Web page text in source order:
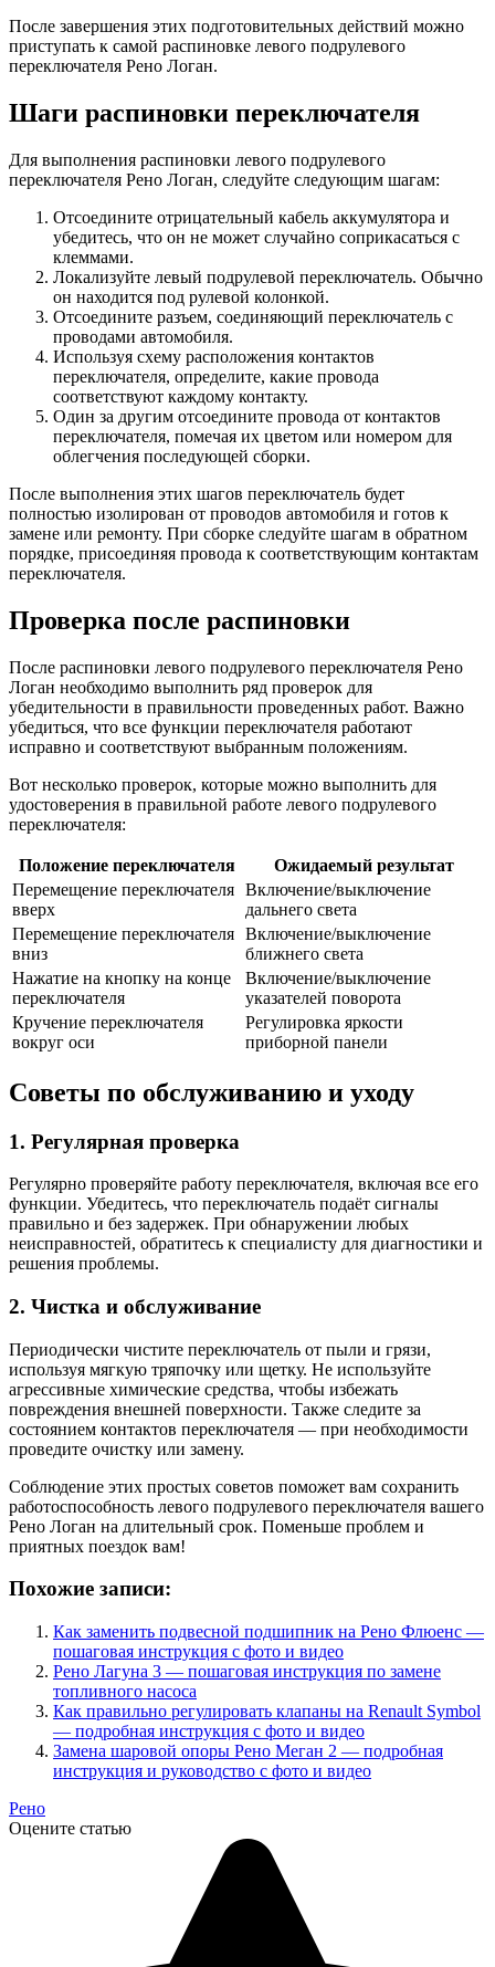
После завершения этих подготовительных действий можно
приступать к самой распиновке левого подрулевого
переключателя Рено Логан.
Шаги распиновки переключателя
Для выполнения распиновки левого подрулевого
переключателя Рено Логан, следуйте следующим шагам:
Отсоедините отрицательный кабель аккумулятора и
убедитесь, что он не может случайно соприкасаться с
клеммами.
Локализуйте левый подрулевой переключатель. Обычно
он находится под рулевой колонкой.
Отсоедините разъем, соединяющий переключатель с
проводами автомобиля.
Используя схему расположения контактов
переключателя, определите, какие провода
соответствуют каждому контакту.
Один за другим отсоедините провода от контактов
переключателя, помечая их цветом или номером для
облегчения последующей сборки.
После выполнения этих шагов переключатель будет
полностью изолирован от проводов автомобиля и готов к
замене или ремонту. При сборке следуйте шагам в обратном
порядке, присоединяя провода к соответствующим контактам
переключателя.
Проверка после распиновки
После распиновки левого подрулевого переключателя Рено
Логан необходимо выполнить ряд проверок для
убедительности в правильности проведенных работ. Важно
убедиться, что все функции переключателя работают
исправно и соответствуют выбранным положениям.
Вот несколько проверок, которые можно выполнить для
удостоверения в правильной работе левого подрулевого
переключателя:
Положение переключателя
Ожидаемый результат
Перемещение переключателя
вверх
Включение/выключение
дальнего света
Перемещение переключателя
вниз
Включение/выключение
ближнего света
Нажатие на кнопку на конце
переключателя
Включение/выключение
указателей поворота
Кручение переключателя
вокруг оси
Регулировка яркости
приборной панели
Советы по обслуживанию и уходу
1. Регулярная проверка
Регулярно проверяйте работу переключателя, включая все его
функции. Убедитесь, что переключатель подаёт сигналы
правильно и без задержек. При обнаружении любых
неисправностей, обратитесь к специалисту для диагностики и
решения проблемы.
2. Чистка и обслуживание
Периодически чистите переключатель от пыли и грязи,
используя мягкую тряпочку или щетку. Не используйте
агрессивные химические средства, чтобы избежать
повреждения внешней поверхности. Также следите за
состоянием контактов переключателя — при необходимости
проведите очистку или замену.
Соблюдение этих простых советов поможет вам сохранить
работоспособность левого подрулевого переключателя вашего
Рено Логан на длительный срок. Поменьше проблем и
приятных поездок вам!
Похожие записи:
Как заменить подвесной подшипник на Рено Флюенс —
пошаговая инструкция с фото и видео
Рено Лагуна 3 — пошаговая инструкция по замене
топливного насоса
Как правильно регулировать клапаны на Renault Symbol
— подробная инструкция с фото и видео
Замена шаровой опоры Рено Меган 2 — подробная
инструкция и руководство с фото и видео
Рено
Оцените статью